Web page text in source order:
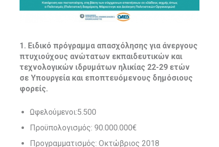
1. Ειδικό πρόγραμμα απασχόλησης για άνεργους
πτυχιούχους ανώτατων εκπαιδευτικών και
τεχνολογικών ιδρυμάτων ηλικίας 22-29 ετών
σε Υπουργεία και εποπτευόμενους δημόσιους
φορείς.
Ωφελούμενοι:5.500
Προϋπολογισμός: 90.000.000€
Προγραμματισμός: Οκτώβριος 2018